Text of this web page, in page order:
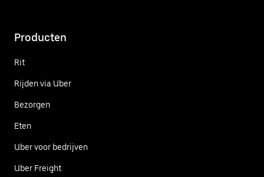
Producten
Rit
Rijden via Uber
Bezorgen
Eten
Uber voor bedrijven
Uber Freight